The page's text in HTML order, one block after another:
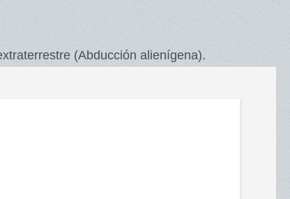
(Abducción alienígena).